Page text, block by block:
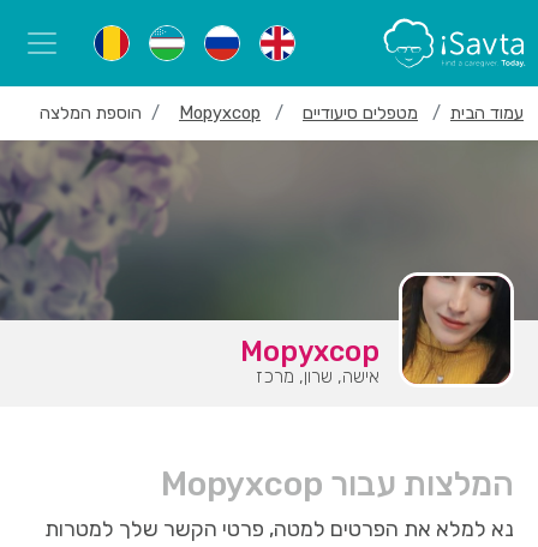
עמוד הבית מטפלים סיעודיים Морухсор הוספת המלצה
Морухсор
אישה, שרון, מרכז
המלצות עבור Морухсор
נא למלא את הפרטים למטה, פרטי הקשר שלך למטרות